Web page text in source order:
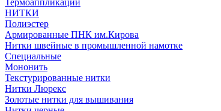
Термоаппликации
НИТКИ
Полиэстер
Армированные ПНК им.Кирова
Нитки швейные в промышленной намотке
Специальные
Мононить
Текстурированные нитки
Нитки Люрекс
Золотые нитки для вышивания